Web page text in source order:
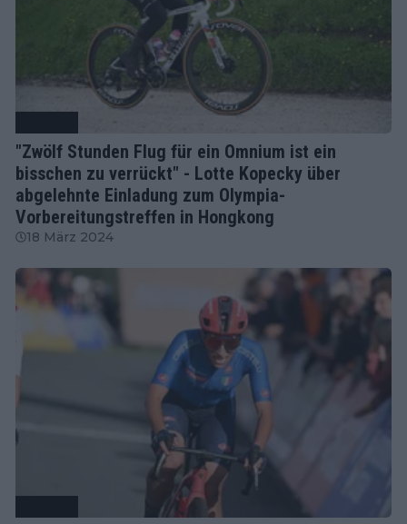
"Zwölf Stunden Flug für ein Omnium ist ein
bisschen zu verrückt" - Lotte Kopecky über
abgelehnte Einladung zum Olympia-
Vorbereitungstreffen in Hongkong
18 März 2024